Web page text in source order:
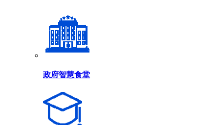
政府智慧食堂